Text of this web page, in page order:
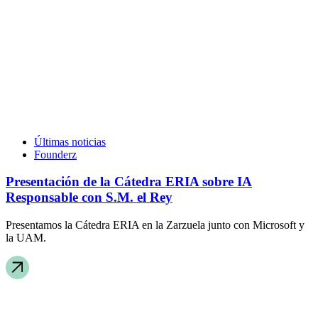
Últimas noticias
Founderz
Presentación de la Cátedra ERIA sobre IA
Responsable con S.M. el Rey
Presentamos la Cátedra ERIA en la Zarzuela junto con Microsoft y
la UAM.